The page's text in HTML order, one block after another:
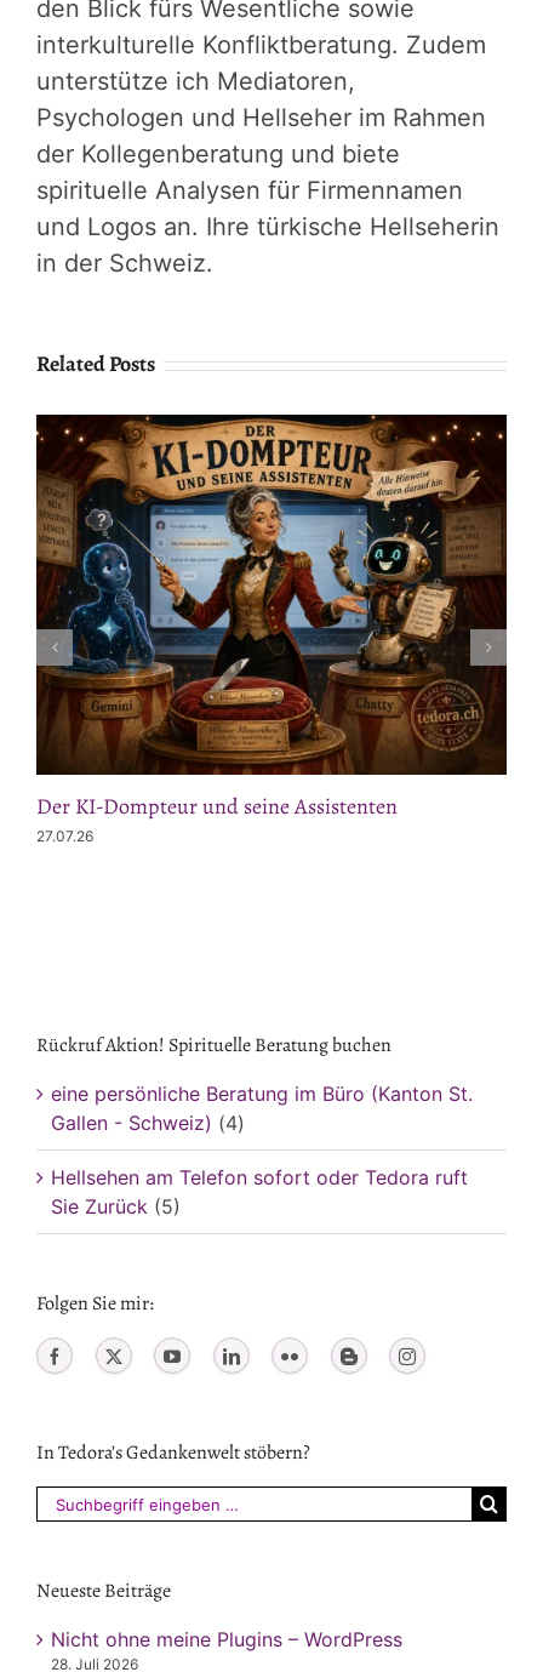
den Blick fürs Wesentliche sowie
interkulturelle Konfliktberatung. Zudem
unterstütze ich Mediatoren,
Psychologen und Hellseher im Rahmen
der Kollegenberatung und biete
spirituelle Analysen für Firmennamen
und Logos an. Ihre türkische Hellseherin
in der Schweiz.
Related Posts
Der KI-Dompteur und seine Assistenten
27.07.26
Rückruf Aktion! Spirituelle Beratung buchen
eine persönliche Beratung im Büro (Kanton St.
Gallen - Schweiz) (4)
Hellsehen am Telefon sofort oder Tedora ruft
Sie Zurück (5)
Folgen Sie mir:
In Tedora’s Gedankenwelt stöbern?
Suchen
nach:
Neueste Beiträge
Nicht ohne meine Plugins – WordPress
28. Juli 2026